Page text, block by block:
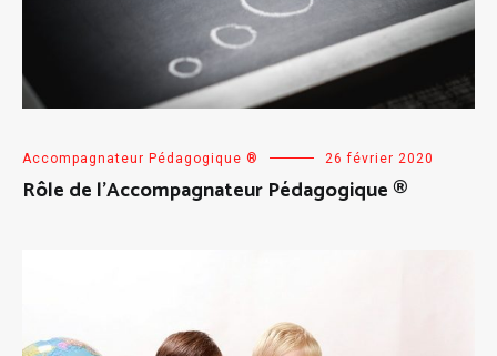
Accompagnateur Pédagogique ® 26 février 2020
Rôle de l’Accompagnateur Pédagogique ®